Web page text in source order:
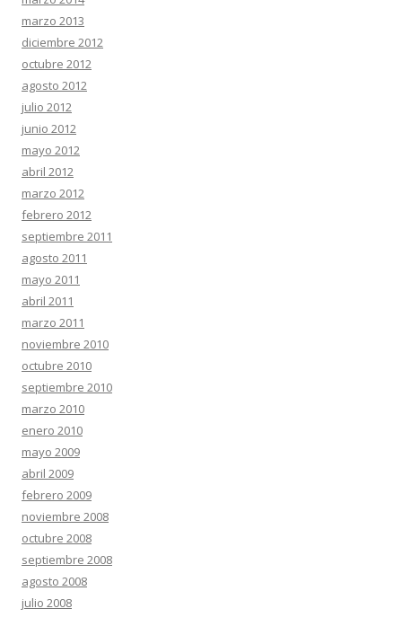
marzo 2013
diciembre 2012
octubre 2012
agosto 2012
julio 2012
junio 2012
mayo 2012
abril 2012
marzo 2012
febrero 2012
septiembre 2011
agosto 2011
mayo 2011
abril 2011
marzo 2011
noviembre 2010
octubre 2010
septiembre 2010
marzo 2010
enero 2010
mayo 2009
abril 2009
febrero 2009
noviembre 2008
octubre 2008
septiembre 2008
agosto 2008
julio 2008